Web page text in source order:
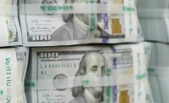
Mart ayında cari işlemler
milyon dolarla beklentiyi